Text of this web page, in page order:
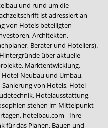
und rund um die
ist adressiert an
von Hotels beteiligten
Architekten,
Berater und Hoteliers).
über aktuelle
Marktentwicklung,
Neubau und Umbau,
von Hotels, Hotel-
Hotelausstattung,
stehen im Mittelpunkt
hotelbau.com - Ihre
für das Planen, Bauen und